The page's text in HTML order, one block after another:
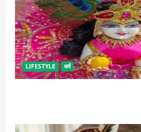
LIFESTYLE धर्म